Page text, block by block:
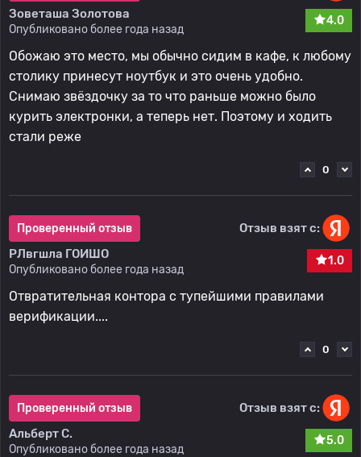
Зоветаша Золотова
Опубликовано более года назад
4.0
Обожаю это место, мы обычно сидим в кафе, к любому
столику принесут ноутбук и это очень удобно.
Снимаю звёздочку за то что раньше можно было
курить электронки, а теперь нет. Поэтому и ходить
стали реже
0
Проверенный отзыв
Отзыв взят с:
РЛвгшла ГОИШО
Опубликовано более года назад
1.0
Отвратительная контора с тупейшими правилами
верификации....
0
Проверенный отзыв
Отзыв взят с:
Альберт С.
Опубликовано более года назад
5.0